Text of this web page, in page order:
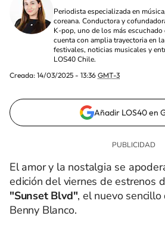
Periodista especializada en
coreana. Conductora y
K-pop, uno de los más escuchado
cuenta con amplia trayectoria en
festivales, noticias musicales y
LOS40 Chile.
Creada: 14/03/2025 - 13:36 GMT-3
Añadir LOS40 en
El amor y la nostalgia se
edición del viernes de estrenos
"Sunset Blvd", el nuevo
Benny Blanco.